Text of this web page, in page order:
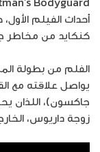
أحداث الفيلم
كنكايد من مخاطر
الفلم من بطولة
يواصل علاقته مع
جاكسون)، اللذان
زوجة داريوس،